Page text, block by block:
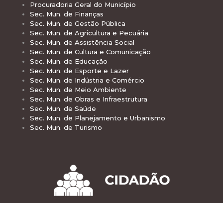
Procuradoria Geral do Município
Sec. Mun. de Finanças
Sec. Mun. de Gestão Pública
Sec. Mun. de Agricultura e Pecuária
Sec. Mun. de Assistência Social
Sec. Mun. de Cultura e Comunicação
Sec. Mun. de Educação
Sec. Mun. de Esporte e Lazer
Sec. Mun. de Indústria e Comércio
Sec. Mun. de Meio Ambiente
Sec. Mun. de Obras e Infraestrutura
Sec. Mun. de Saúde
Sec. Mun. de Planejamento e Urbanismo
Sec. Mun. de Turismo